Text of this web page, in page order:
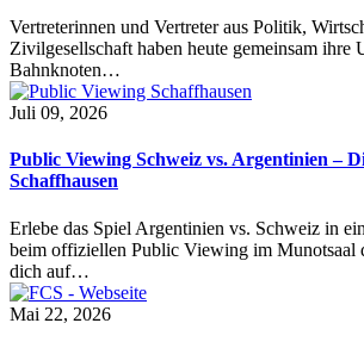
Vertreterinnen und Vertreter aus Politik,
Zivilgesellschaft haben heute gemeinsam ihre
Bahnknoten…
Juli 09, 2026
Public Viewing Schweiz vs. Argentinien –
Schaffhausen
Erlebe das Spiel Argentinien vs. Schweiz in
beim offiziellen Public Viewing im Munotsaal
dich auf…
Mai 22, 2026